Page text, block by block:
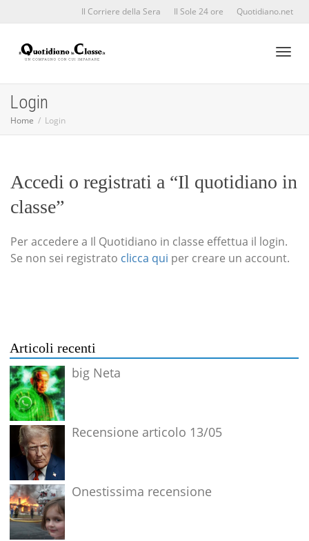
Il Corriere della Sera Il Sole 24 ore Quotidiano.net
Login
Home Login
Accedi o registrati a “Il quotidiano in
classe”
Per accedere a Il Quotidiano in classe effettua il login.
Se non sei registrato clicca qui per creare un account.
Articoli recenti
big Neta
Recensione articolo 13/05
Onestissima recensione